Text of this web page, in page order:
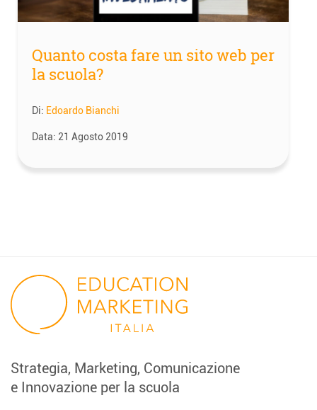
Quanto costa fare un sito web per
la scuola?
Di: Edoardo Bianchi
Data: 21 Agosto 2019
Strategia, Marketing, Comunicazione
e Innovazione per la scuola